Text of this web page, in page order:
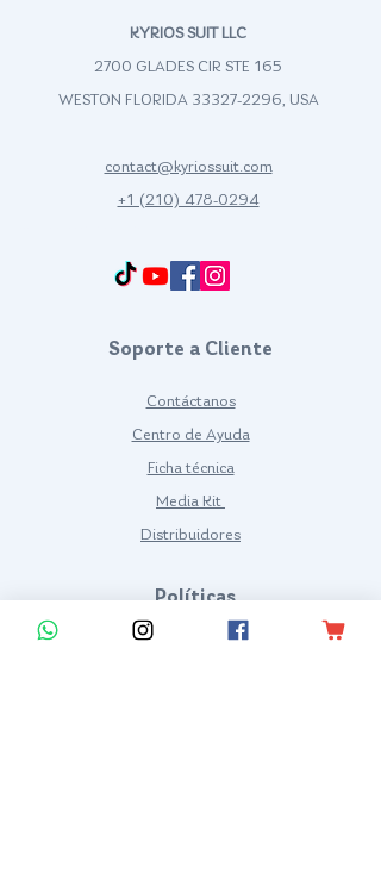
KYRIOS SUIT LLC
2700 GLADES CIR STE 165
WESTON FLORIDA 33327-2296, USA
contact@kyriossuit.com
+1 (210) 478-0294
Soporte a Cliente
Contáctanos
Centro de Ayuda
Ficha técnica
Media Kit
Distribuidores
Políticas